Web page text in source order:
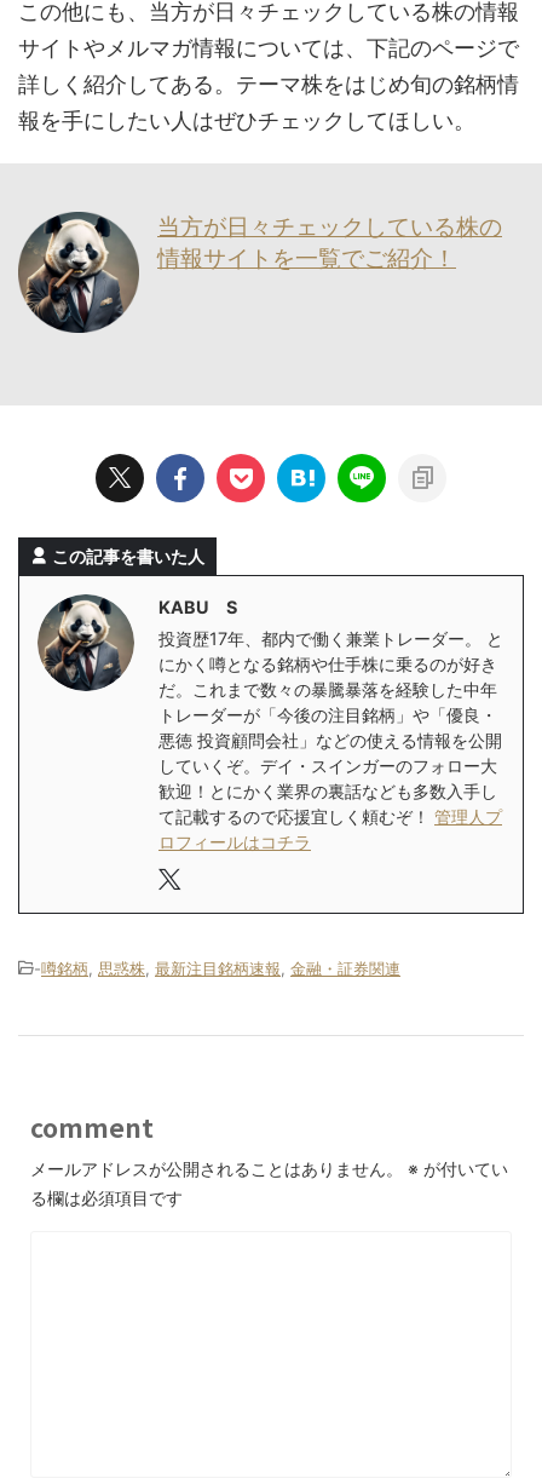
この他にも、当方が日々チェックしている株の情報
サイトやメルマガ情報については、下記のページで
詳しく紹介してある。テーマ株をはじめ旬の銘柄情
報を手にしたい人はぜひチェックしてほしい。
当方が日々チェックしている株の
情報サイトを一覧でご紹介！
この記事を書いた人
KABU S
投資歴17年、都内で働く兼業トレーダー。 と
にかく噂となる銘柄や仕手株に乗るのが好き
だ。これまで数々の暴騰暴落を経験した中年
トレーダーが「今後の注目銘柄」や「優良・
悪徳 投資顧問会社」などの使える情報を公開
していくぞ。デイ・スインガーのフォロー大
歓迎！とにかく業界の裏話なども多数入手し
て記載するので応援宜しく頼むぞ！ 管理人プ
ロフィールはコチラ
-噂銘柄 思惑株 最新注目銘柄速報 金融・証券関連
comment
メールアドレスが公開されることはありません。 ※ が付いてい
る欄は必須項目です